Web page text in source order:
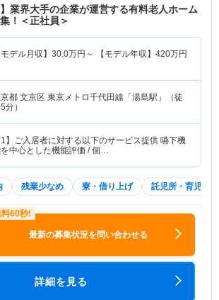
】業界大手の企業が運営する有料老人ホーム
！＜正社員＞
モデル月収】 30.0万円～ 【モデル年収】 420万円
都 文京区 東京メトロ千代田線「湯島駅」（徒
分）
1】ご入居者に対する以下のサービス提供 嚥下機
中心とした機能評価 / 個…
残業少なめ 寮・借り上げ 託児所・育児補助
最新の募集状況を問い合わせる
詳細を見る